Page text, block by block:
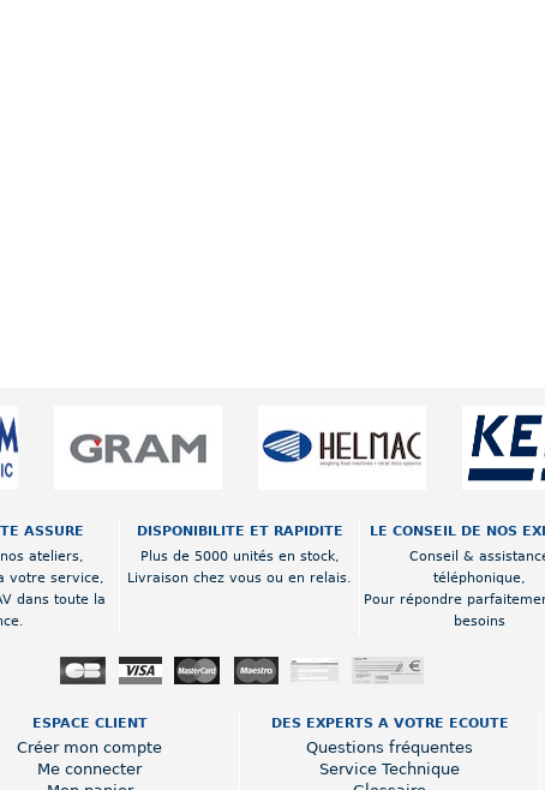
ASSURE
ateliers,
votre service,
dans toute la
DISPONIBILITE ET RAPIDITE
Plus de 5000 unités en stock,
Livraison chez vous ou en relais.
LE CONSEIL DE NOS
Conseil &
téléphonique,
Pour répondre
besoins
ESPACE CLIENT
Créer mon compte
Me connecter
DES EXPERTS A VOTRE ECOUTE
Questions fréquentes
Service Technique